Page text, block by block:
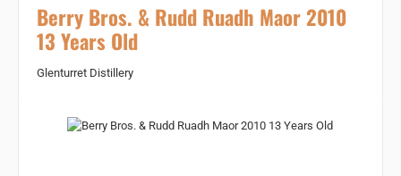
Berry Bros. & Rudd Ruadh Maor 2010
13 Years Old
Glenturret Distillery
Bildergalerie überspringen